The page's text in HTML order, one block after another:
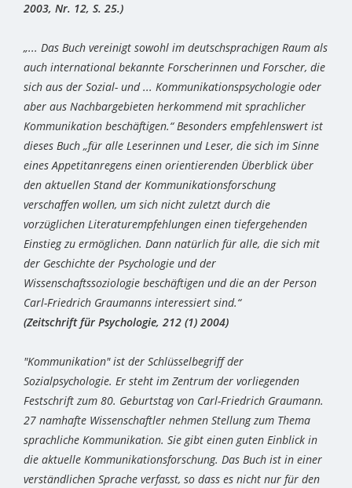
2003, Nr. 12, S. 25.)
„... Das Buch vereinigt sowohl im deutschsprachigen Raum als
auch international bekannte Forscherinnen und Forscher, die
sich aus der Sozial- und ... Kommunikationspsychologie oder
aber aus Nachbargebieten herkommend mit sprachlicher
Kommunikation beschäftigen.“ Besonders empfehlenswert ist
dieses Buch „für alle Leserinnen und Leser, die sich im Sinne
eines Appetitanregens einen orientierenden Überblick über
den aktuellen Stand der Kommunikationsforschung
verschaffen wollen, um sich nicht zuletzt durch die
vorzüglichen Literaturempfehlungen einen tiefergehenden
Einstieg zu ermöglichen. Dann natürlich für alle, die sich mit
der Geschichte der Psychologie und der
Wissenschaftssoziologie beschäftigen und die an der Person
Carl-Friedrich Graumanns interessiert sind.“
(Zeitschrift für Psychologie, 212 (1) 2004)
"Kommunikation" ist der Schlüsselbegriff der
Sozialpsychologie. Er steht im Zentrum der vorliegenden
Festschrift zum 80. Geburtstag von Carl-Friedrich Graumann.
27 namhafte Wissenschaftler nehmen Stellung zum Thema
sprachliche Kommunikation. Sie gibt einen guten Einblick in
die aktuelle Kommunikationsforschung. Das Buch ist in einer
verständlichen Sprache verfasst, so dass es nicht nur für den